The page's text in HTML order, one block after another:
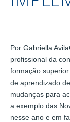
Por Gabriella
profissional da
formação
de aprendizado
mudanças para
a exemplo das
nesse ano e em